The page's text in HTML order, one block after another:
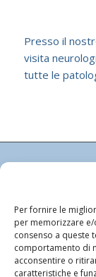
Per fornire le
per memorizzare
consenso a queste
comportamento di
acconsentire o
caratteristiche e
Presso il
visita
tutte le
ISTITUTO
C.F. e P.Iva:
Capitale